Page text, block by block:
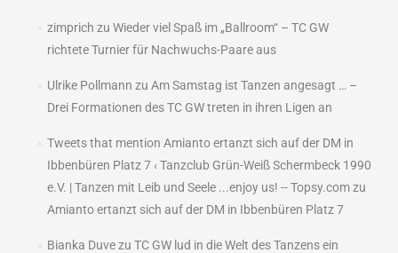
zimprich zu Wieder viel Spaß im „Ballroom“ – TC GW
richtete Turnier für Nachwuchs-Paare aus
Ulrike Pollmann zu Am Samstag ist Tanzen angesagt … –
Drei Formationen des TC GW treten in ihren Ligen an
Tweets that mention Amianto ertanzt sich auf der DM in
Ibbenbüren Platz 7 ‹ Tanzclub Grün-Weiß Schermbeck 1990
e.V. | Tanzen mit Leib und Seele ...enjoy us! -- Topsy.comzu
Amianto ertanzt sich auf der DM in Ibbenbüren Platz 7
Bianka Duvezu TC GW lud in die Welt des Tanzens ein